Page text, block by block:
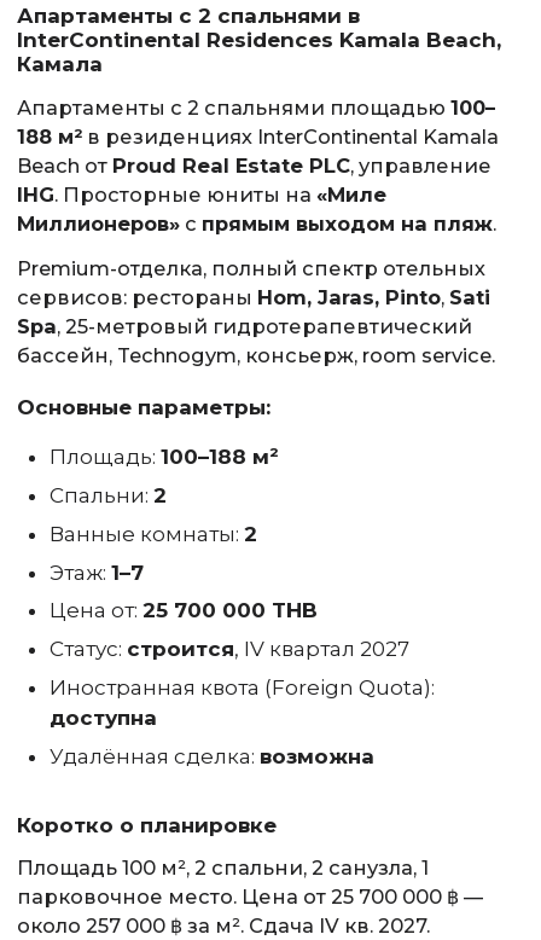
Апартаменты с 2 спальнями в
InterContinental Residences Kamala Beach,
Камала
Апартаменты с 2 спальнями площадью 100–
188 м²в резиденциях InterContinental Kamala
Beach от Proud Real Estate PLC, управление
IHG. Просторные юниты на «Миле
Миллионеров»с прямым выходом на пляж.
Premium-отделка, полный спектр отельных
сервисов: рестораны Hom, Jaras, Pinto, Sati
Spa, 25-метровый гидротерапевтический
бассейн, Technogym, консьерж, room service.
Основные параметры:
Площадь: 100–188 м²
Спальни: 2
Ванные комнаты: 2
Этаж: 1–7
Цена от: 25 700 000 THB
Статус: строится, IV квартал 2027
Иностранная квота (Foreign Quota):
доступна
Удалённая сделка: возможна
Коротко о планировке
Площадь 100 м², 2 спальни, 2 санузла, 1
парковочное место. Цена от 25 700 000 ฿ —
около 257 000 ฿ за м². Сдача IV кв. 2027.